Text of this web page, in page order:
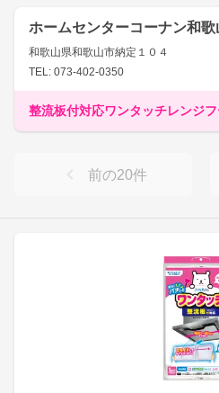
ホームセンターコーナン和
和歌山県和歌山市納定１０４
TEL: 073-402-0350
整流板付対応ワンタッチレンジ
前の20件